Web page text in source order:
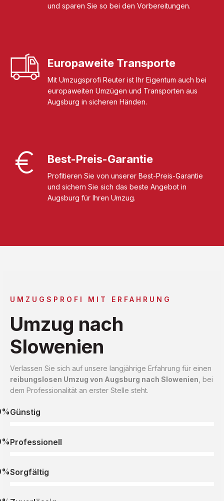
und sparen Sie so bei den Vorbereitungen.
Europaweite Transporte
Mit Umzugsprofi Reuter ist Ihr Eigentum auch bei
europaweiten Umzügen und Transporten aus
Augsburg in sicheren Händen.
Best-Preis-Garantie
Profitieren Sie von unserer Best-Preis-Garantie
und sichern Sie sich das beste Angebot in
Augsburg für Ihren Umzug.
UMZUGSPROFI MIT ERFAHRUNG
Umzug nach
Slowenien
Verlassen Sie sich auf unsere langjährige Erfahrung für einen
reibungslosen Umzug von Augsburg nach Slowenien , bei
dem Professionalität an erster Stelle steht.
Günstig
Professionell
Sorgfältig